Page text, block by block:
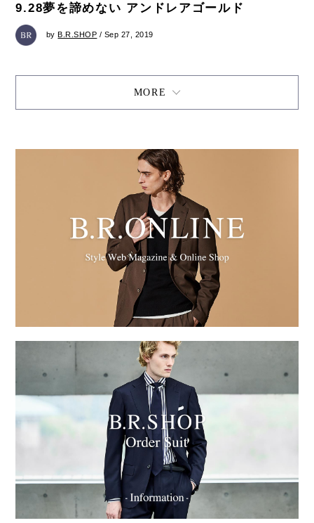
9.28夢を諦めない アンドレアゴールド
byB.R.SHOP / Sep 27, 2019
MORE